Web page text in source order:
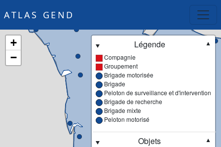
ATLAS GEND
+
−
Légende
▼
Compagnie
Groupement
Brigade motorisée
Brigade
Peloton de surveillance et d'intervention
Brigade de recherche
Brigade mixte
Peloton motorisé
Objets
▼